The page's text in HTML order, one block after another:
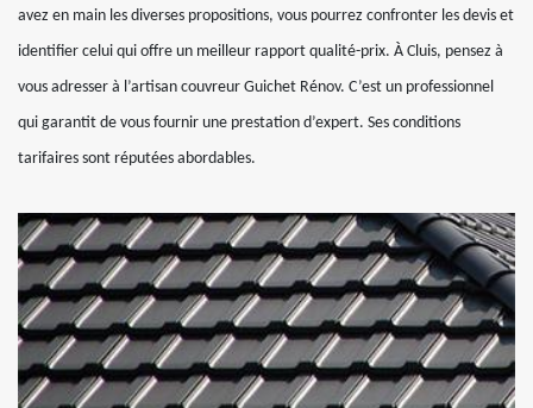
avez en main les diverses propositions, vous pourrez confronter les devis et
identifier celui qui offre un meilleur rapport qualité-prix. À Cluis, pensez à
vous adresser à l’artisan couvreur Guichet Rénov. C’est un professionnel
qui garantit de vous fournir une prestation d’expert. Ses conditions
tarifaires sont réputées abordables.